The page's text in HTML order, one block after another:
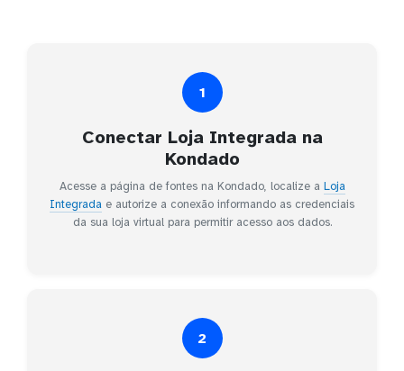
1
Conectar Loja Integrada na
Kondado
Acesse a página de fontes na Kondado, localize a Loja
Integrada e autorize a conexão informando as credenciais
da sua loja virtual para permitir acesso aos dados.
2